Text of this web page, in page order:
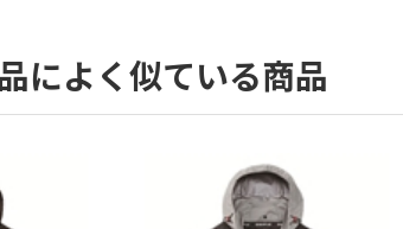
によく似ている商品